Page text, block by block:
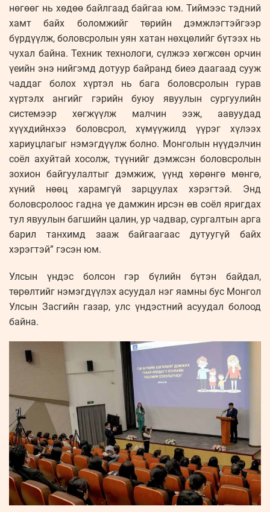
нөгөөг нь хөдөө байлгаад байгаа юм. Тиймээс тэдний
хамт байх боломжийг төрийн дэмжлэгтэйгээр
бүрдүүлж, боловсролын уян хатан нөхцөлийг бүтээх нь
чухал байна. Техник технологи, сүлжээ хөгжсөн орчин
үеийн энэ нийгэмд дотуур байранд биеэ даагаад сууж
чаддаг болох хүртэл нь бага боловсролын гурав
хүртэлх ангийг гэрийн буюу явуулын сургуулийн
системээр хөгжүүлж малчин ээж, аавуудад
хүүхдийнхээ боловсрол, хүмүүжилд үүрэг хүлээх
хариуцлагыг нэмэгдүүлж болно. Монголын нүүдэлчин
соёл ахуйтай хосолж, түүнийг дэмжсэн боловсролын
зохион байгуулалтыг дэмжиж, үүнд хөрөнгө мөнгө,
хүний нөөц харамгүй зарцуулах хэрэгтэй. Энд
боловсролоос гадна үе дамжин ирсэн өв соёл яригдах
тул явуулын багшийн цалин, ур чадвар, сургалтын арга
барил танхимд зааж байгаагаас дутуугүй байх
хэрэгтэй” гэсэн юм.
Улсын үндэс болсон гэр бүлийн бүтэн байдал,
төрөлтийг нэмэгдүүлэх асуудал нэг яамны бус Монгол
Улсын Засгийн газар, улс үндэстний асуудал болоод
байна.